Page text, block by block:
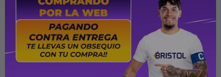
El gatillo de accionamiento más largo y anatómico
reduce el esfuerzo necesario para poner en marcha el
equipo, haciendo su uso más cómodo.
La manija incorporada al cuerpo de la bordeadora es una
excelente opción para el transporte. La posición de la
manija divide igualmente el peso del equipo y facilita el